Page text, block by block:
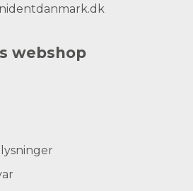
webshop